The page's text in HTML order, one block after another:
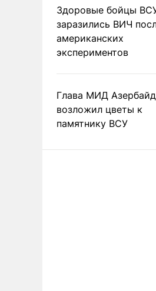
Здоровые бойцы
заразились ВИЧ
американских
экспериментов
Глава МИД
возложил цветы к
памятнику ВСУ